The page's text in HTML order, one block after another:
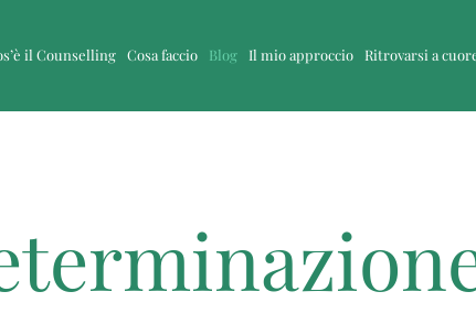
il Counselling Cosa faccio Blog Il mio approccio Ritrovarsi a